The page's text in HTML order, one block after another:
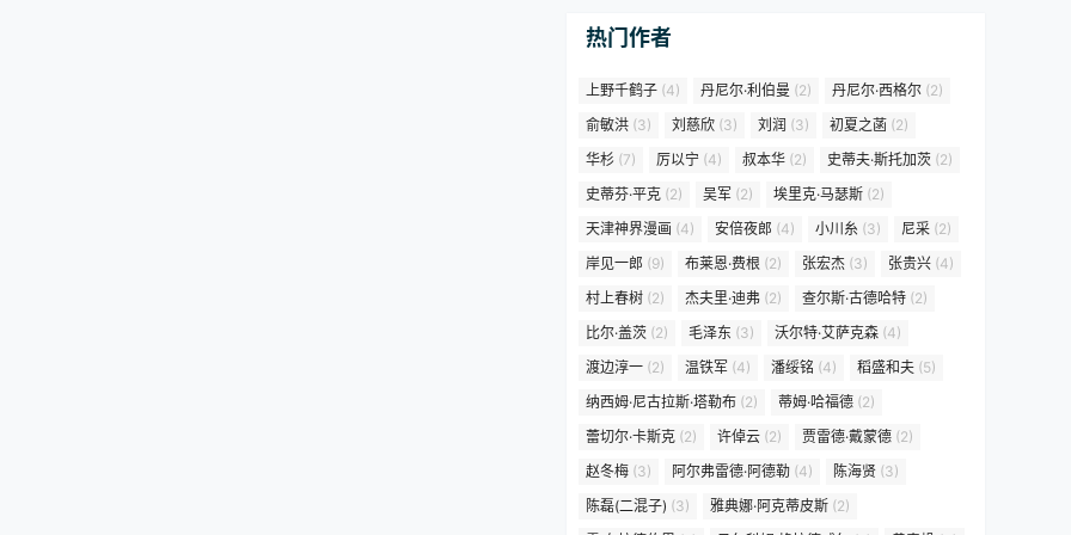
热门作者
上野千鹤子 (4) 丹尼尔·利伯曼 (2) 丹尼尔·西格尔 (2)
俞敏洪 (3) 刘慈欣 (3) 刘润 (3) 初夏之菡 (2)
华杉 (7) 厉以宁 (4) 叔本华 (2) 史蒂夫·斯托加茨 (2)
史蒂芬·平克 (2) 吴军 (2) 埃里克·马瑟斯 (2)
天津神界漫画 (4) 安倍夜郎 (4) 小川糸 (3) 尼采 (2)
岸见一郎 (9) 布莱恩·费根 (2) 张宏杰 (3) 张贵兴 (4)
村上春树 (2) 杰夫里·迪弗 (2) 查尔斯·古德哈特 (2)
比尔·盖茨 (2) 毛泽东 (3) 沃尔特·艾萨克森 (4)
渡边淳一 (2) 温铁军 (4) 潘绥铭 (4) 稻盛和夫 (5)
纳西姆·尼古拉斯·塔勒布 (2) 蒂姆·哈福德 (2)
蕾切尔·卡斯克 (2) 许倬云 (2) 贾雷德·戴蒙德 (2)
赵冬梅 (3) 阿尔弗雷德·阿德勒 (4) 陈海贤 (3)
陈磊(二混子) (3) 雅典娜·阿克蒂皮斯 (2)